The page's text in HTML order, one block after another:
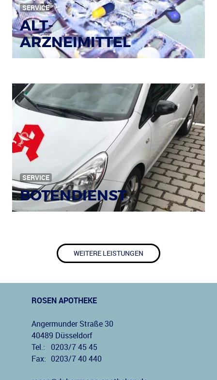
SERVICE
ALT-
ARZNEIMITTEL
SERVICE
BOTENDIENST
WEITERE LEISTUNGEN
ROSEN APOTHEKE
Angermunder Straße 30
40489 Düsseldorf
Tel.:
0203/7 45 45
Fax:
0203/7 40 440